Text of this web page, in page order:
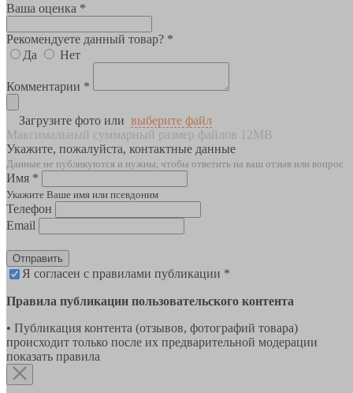
Ваша оценка *
Рекомендуете данный товар? *
Да
Нет
Комментарии *
Загрузите фото или выберите файл
Максимальный суммарный размер файлов 12MB
Укажите, пожалуйста, контактные данные
Данные не публикуются и нужны, чтобы ответить на ваш отзыв или вопрос
Имя *
Укажите Ваше имя или псевдоним
Телефон
Email
Отправить
Я согласен с правилами публикации *
Правила публикации пользовательского контента
• Публикация контента (отзывов, фотографий товара)
происходит только после их предварительной модерации
показать правила